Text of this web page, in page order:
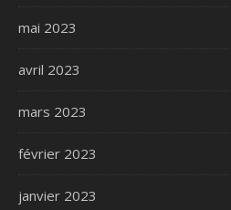
mai 2023
avril 2023
mars 2023
février 2023
janvier 2023